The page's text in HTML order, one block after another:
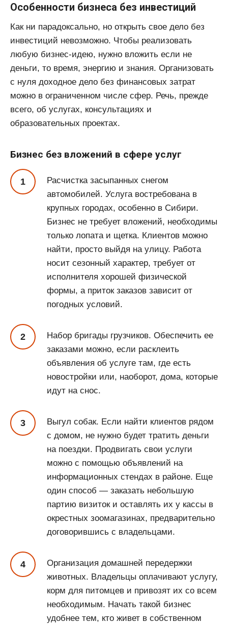
Особенности бизнеса без инвестиций
Как ни парадоксально, но открыть свое дело без
инвестиций невозможно. Чтобы реализовать
любую бизнес-идею, нужно вложить если не
деньги, то время, энергию и знания. Организовать
с нуля доходное дело без финансовых затрат
можно в ограниченном числе сфер. Речь, прежде
всего, об услугах, консультациях и
образовательных проектах.
Бизнес без вложений в сфере услуг
Расчистка засыпанных снегом
автомобилей. Услуга востребована в
крупных городах, особенно в Сибири.
Бизнес не требует вложений, необходимы
только лопата и щетка. Клиентов можно
найти, просто выйдя на улицу. Работа
носит сезонный характер, требует от
исполнителя хорошей физической
формы, а приток заказов зависит от
погодных условий.
Набор бригады грузчиков. Обеспечить ее
заказами можно, если расклеить
объявления об услуге там, где есть
новостройки или, наоборот, дома, которые
идут на снос.
Выгул собак. Если найти клиентов рядом
с домом, не нужно будет тратить деньги
на поездки. Продвигать свои услуги
можно с помощью объявлений на
информационных стендах в районе. Еще
один способ — заказать небольшую
партию визиток и оставлять их у кассы в
окрестных зоомагазинах, предварительно
договорившись с владельцами.
Организация домашней передержки
животных. Владельцы оплачивают услугу,
корм для питомцев и привозят их со всем
необходимым. Начать такой бизнес
удобнее тем, кто живет в собственном